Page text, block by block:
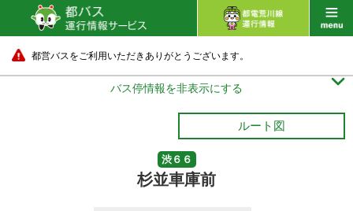
都営バスをご利用いただきありがとうございます。
バス停情報を非表示にする 
ルート図
渋６６
杉並車庫前